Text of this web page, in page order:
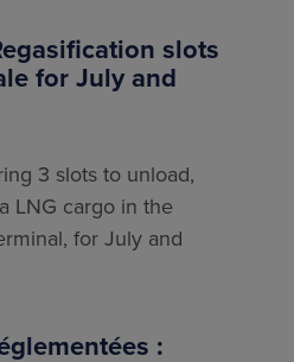
slots
for July and
3 slots to unload,
LNG cargo in the
for July and
: